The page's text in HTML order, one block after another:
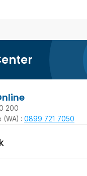
200
: 0899 721 7050